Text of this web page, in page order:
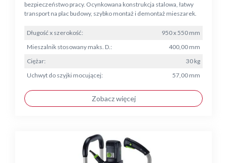
bezpieczeństwo pracy. Ocynkowana konstrukcja stalowa, łatwy
transport na plac budowy, szybko montaż i demontaż mieszarek.
Długość x szerokość:
950 x 550 mm
Mieszalnik stosowany maks. D.:
400,00 mm
Ciężar:
30 kg
Uchwyt do szyjki mocującej:
57,00 mm
Zobacz więcej